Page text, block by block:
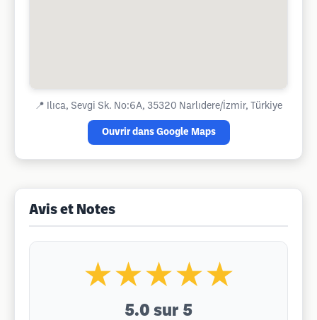
📍 Ilıca, Sevgi Sk. No:6A, 35320 Narlıdere/İzmir, Türkiye
Ouvrir dans Google Maps
Avis et Notes
★★★★★
5.0 sur 5